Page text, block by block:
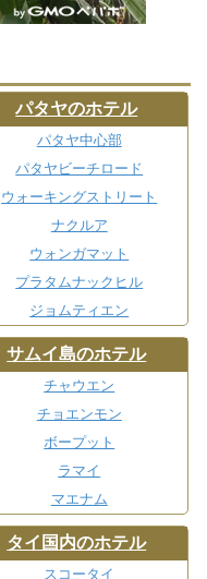
パタヤのホテル
パタヤ中心部
パタヤビーチロード
ウォーキングストリート
ナクルア
ウォンガマット
プラタムナックヒル
ジョムティエン
サムイ島のホテル
チャウエン
チョエンモン
ボープット
ラマイ
マエナム
タイ国内のホテル
スコータイ